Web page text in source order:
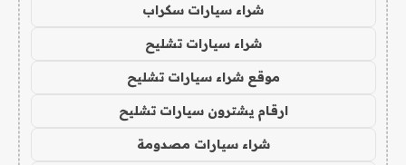
شراء سيارات سكراب
شراء سيارات تشليح
موقع شراء سيارات تشليح
ارقام يشترون سيارات تشليح
شراء سيارات مصدومة